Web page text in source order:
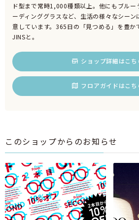
ド型まで常時1,000種類以上。他にもブルー
ーディンググラスなど、生活の様々なシー
意しています。365日の「見つめる」を豊か
JINSと。
ショップ詳細はこち
フロアガイドはこち
このショップからのお知らせ